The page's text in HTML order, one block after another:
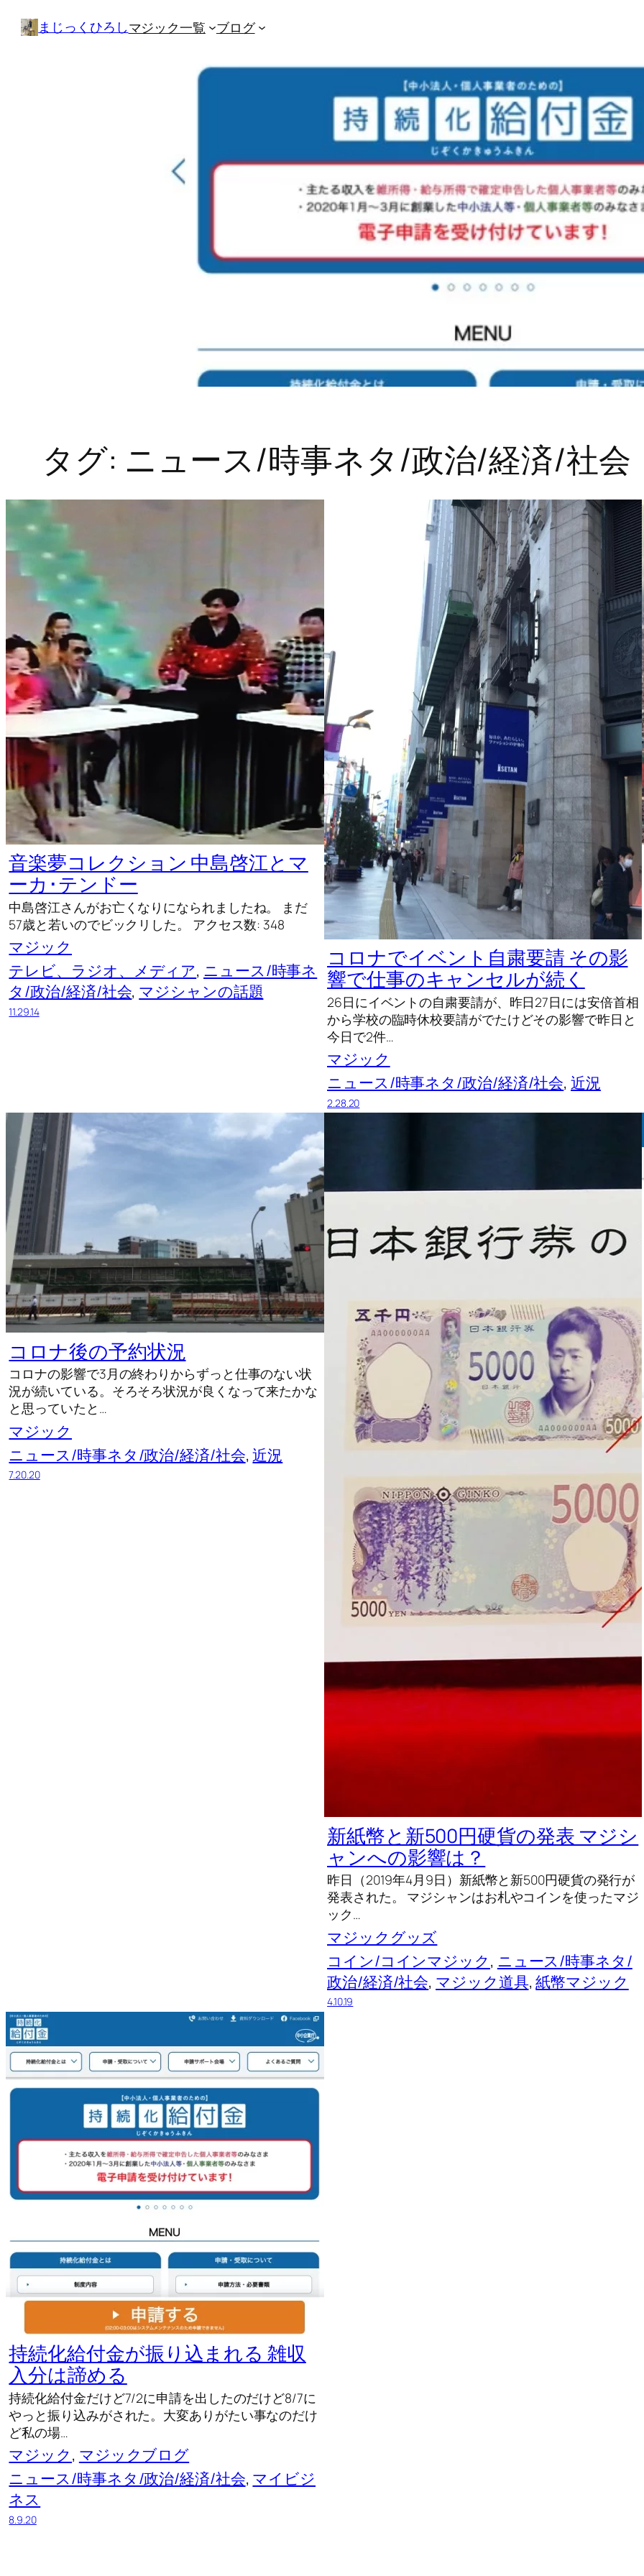
まじっくひろしマジック一覧 ブログ
タグ: ニュース/時事ネタ/政治/経済/社会
音楽夢コレクション 中島啓江とマ
ーカ･テンドー
中島啓江さんがお亡くなりになられましたね。 まだ
57歳と若いのでビックリした。 アクセス数: 348
マジック
テレビ、ラジオ、メディア, ニュース/時事ネ
タ/政治/経済/社会, マジシャンの話題
11.29.14
コロナでイベント自粛要請 その影
響で仕事のキャンセルが続く
26日にイベントの自粛要請が、昨日27日には安倍首相
から学校の臨時休校要請がでたけどその影響で昨日と
今日で2件…
マジック
ニュース/時事ネタ/政治/経済/社会, 近況
2.28.20
コロナ後の予約状況
コロナの影響で3月の終わりからずっと仕事のない状
況が続いている。そろそろ状況が良くなって来たかな
と思っていたと…
マジック
ニュース/時事ネタ/政治/経済/社会, 近況
7.20.20
新紙幣と新500円硬貨の発表 マジシ
ャンへの影響は？
昨日（2019年4月9日）新紙幣と新500円硬貨の発行が
発表された。 マジシャンはお札やコインを使ったマジ
ック…
マジックグッズ
コイン/コインマジック, ニュース/時事ネタ/
政治/経済/社会, マジック道具, 紙幣マジック
4.10.19
持続化給付金が振り込まれる 雑収
入分は諦める
持続化給付金だけど7/2に申請を出したのだけど8/7に
やっと振り込みがされた。大変ありがたい事なのだけ
ど私の場…
マジック, マジックブログ
ニュース/時事ネタ/政治/経済/社会, マイビジ
ネス
8.9.20